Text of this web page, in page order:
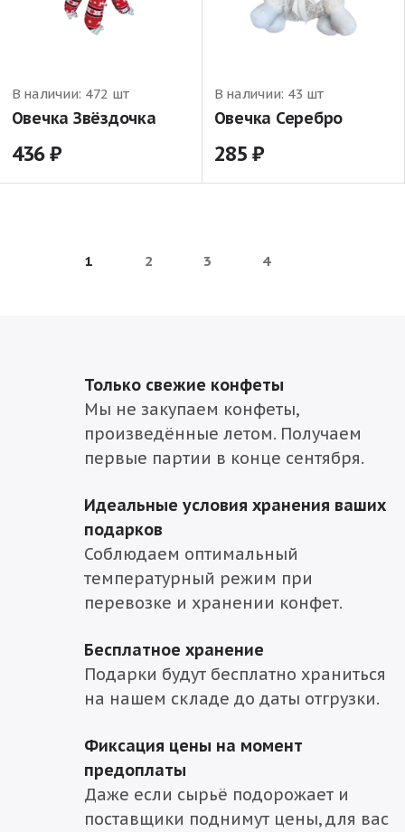
В наличии: 472 шт
Овечка Звёздочка
436
В наличии: 43 шт
Овечка Серебро
285
1 2 3 4
Только свежие конфеты
Мы не закупаем конфеты,
произведённые летом. Получаем
первые партии в конце сентября.
Идеальные условия хранения ваших
подарков
Соблюдаем оптимальный
температурный режим при
перевозке и хранении конфет.
Бесплатное хранение
Подарки будут бесплатно храниться
на нашем складе до даты отгрузки.
Фиксация цены на момент
предоплаты
Даже если сырьё подорожает и
поставщики поднимут цены, для вас